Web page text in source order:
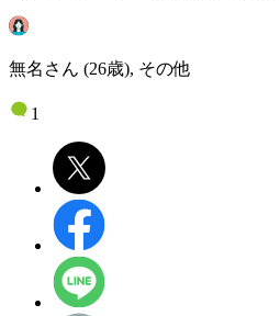
無名さん (26歳), その他
1